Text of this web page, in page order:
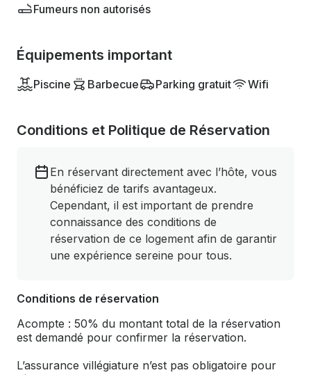
Fumeurs non autorisés
Équipements important
Piscine Barbecue Parking gratuit Wifi
Conditions et Politique de Réservation
En réservant directement avec l’hôte, vous
bénéficiez de tarifs avantageux.
Cependant, il est important de prendre
connaissance des conditions de
réservation de ce logement afin de garantir
une expérience sereine pour tous.
Conditions de réservation
Acompte : 50% du montant total de la réservation
est demandé pour confirmer la réservation.
L’assurance villégiature n’est pas obligatoire pour